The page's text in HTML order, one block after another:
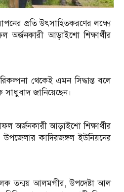
প্রতি উৎসাহিতকরণের লক্ষ্যে
আড়াইশো শিক্ষার্থীর
থেকেই এমন সিদ্ধান্ত বলে
জানিয়েছেন।
অর্জনকারী আড়াইশো শিক্ষার্থীর
উপজেলার কাদিরজঙ্গল ইউনিয়নের
তন্ময় আলমগীর, উপদেষ্টা আল